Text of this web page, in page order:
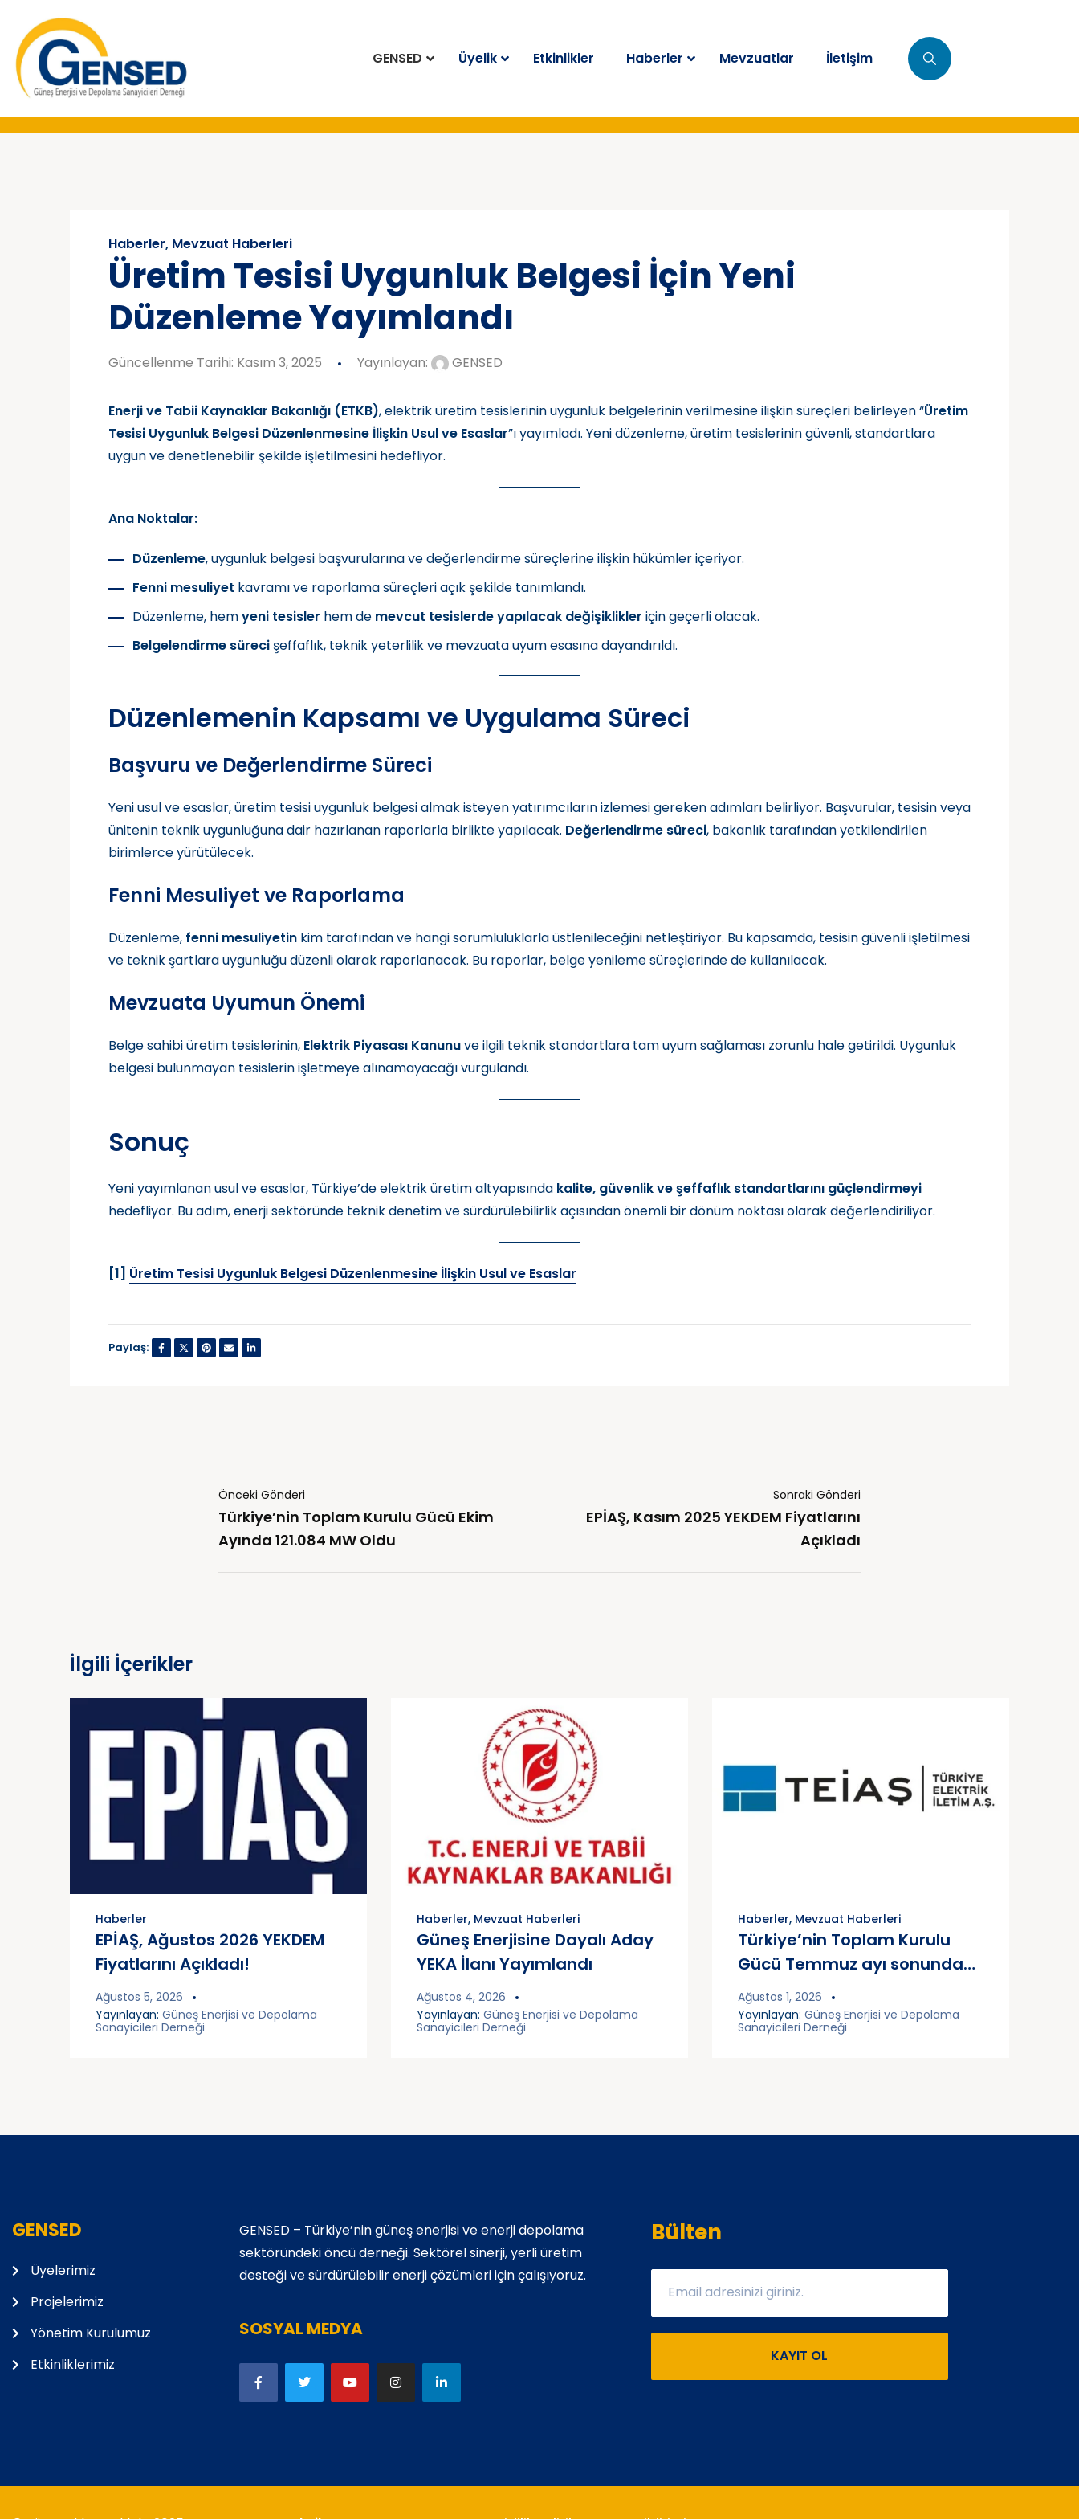
GENSED Üyelik Etkinlikler Haberler Mevzuatlar İletişim
Haberler, Mevzuat Haberleri
Üretim Tesisi Uygunluk Belgesi İçin Yeni
Düzenleme Yayımlandı
Güncellenme Tarihi: Kasım 3, 2025 Yayınlayan: GENSED
Enerji ve Tabii Kaynaklar Bakanlığı (ETKB), elektrik üretim tesislerinin uygunluk belgelerinin verilmesine ilişkin süreçleri belirleyen “Üretim
Tesisi Uygunluk Belgesi Düzenlenmesine İlişkin Usul ve Esaslar”ı yayımladı. Yeni düzenleme, üretim tesislerinin güvenli, standartlara
uygun ve denetlenebilir şekilde işletilmesini hedefliyor.
Ana Noktalar:
Düzenleme, uygunluk belgesi başvurularına ve değerlendirme süreçlerine ilişkin hükümler içeriyor.
Fenni mesuliyet kavramı ve raporlama süreçleri açık şekilde tanımlandı.
Düzenleme, hemyeni tesisler hem de mevcut tesislerde yapılacak değişiklikler için geçerli olacak.
Belgelendirme sürecişeffaflık, teknik yeterlilik ve mevzuata uyum esasına dayandırıldı.
Düzenlemenin Kapsamı ve Uygulama Süreci
Başvuru ve Değerlendirme Süreci
Yeni usul ve esaslar, üretim tesisi uygunluk belgesi almak isteyen yatırımcıların izlemesi gereken adımları belirliyor. Başvurular, tesisin veya
ünitenin teknik uygunluğuna dair hazırlanan raporlarla birlikte yapılacak. Değerlendirme süreci, bakanlık tarafından yetkilendirilen
birimlerce yürütülecek.
Fenni Mesuliyet ve Raporlama
Düzenleme, fenni mesuliyetin kim tarafından ve hangi sorumluluklarla üstlenileceğini netleştiriyor. Bu kapsamda, tesisin güvenli işletilmesi
ve teknik şartlara uygunluğu düzenli olarak raporlanacak. Bu raporlar, belge yenileme süreçlerinde de kullanılacak.
Mevzuata Uyumun Önemi
Belge sahibi üretim tesislerinin, Elektrik Piyasası Kanunuve ilgili teknik standartlara tam uyum sağlaması zorunlu hale getirildi. Uygunluk
belgesi bulunmayan tesislerin işletmeye alınamayacağı vurgulandı.
Sonuç
Yeni yayımlanan usul ve esaslar, Türkiye’de elektrik üretim altyapısında kalite, güvenlik ve şeffaflık standartlarını güçlendirmeyi
hedefliyor. Bu adım, enerji sektöründe teknik denetim ve sürdürülebilirlik açısından önemli bir dönüm noktası olarak değerlendiriliyor.
[1] Üretim Tesisi Uygunluk Belgesi Düzenlenmesine İlişkin Usul ve Esaslar
Paylaş:
Önceki Gönderi
Türkiye’nin Toplam Kurulu Gücü Ekim
Ayında 121.084 MW Oldu
Sonraki Gönderi
EPİAŞ, Kasım 2025 YEKDEM Fiyatlarını
Açıkladı
İlgili İçerikler
Haberler
EPİAŞ, Ağustos 2026 YEKDEM
Fiyatlarını Açıkladı!
Ağustos 5, 2026
Yayınlayan: Güneş Enerjisi ve Depolama
Sanayicileri Derneği
Haberler, Mevzuat Haberleri
Güneş Enerjisine Dayalı Aday
YEKA İlanı Yayımlandı
Ağustos 4, 2026
Yayınlayan: Güneş Enerjisi ve Depolama
Sanayicileri Derneği
Haberler, Mevzuat Haberleri
Türkiye’nin Toplam Kurulu
Gücü Temmuz ayı sonunda
126.195 MW Oldu!
Ağustos 1, 2026
Yayınlayan: Güneş Enerjisi ve Depolama
Sanayicileri Derneği
GENSED
Üyelerimiz
Projelerimiz
Yönetim Kurulumuz
Etkinliklerimiz
GENSED – Türkiye’nin güneş enerjisi ve enerji depolama
sektöründeki öncü derneği. Sektörel sinerji, yerli üretim
desteği ve sürdürülebilir enerji çözümleri için çalışıyoruz.
SOSYAL MEDYA
Bülten
KAYIT OL